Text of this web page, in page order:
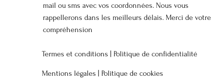
mail ou sms avec vos coordonnées. Nous vous
rappellerons dans les meilleurs délais. Merci de votre
compréhension
Termes et conditions | Politique de confidentialité
Mentions légales | Politique de cookies